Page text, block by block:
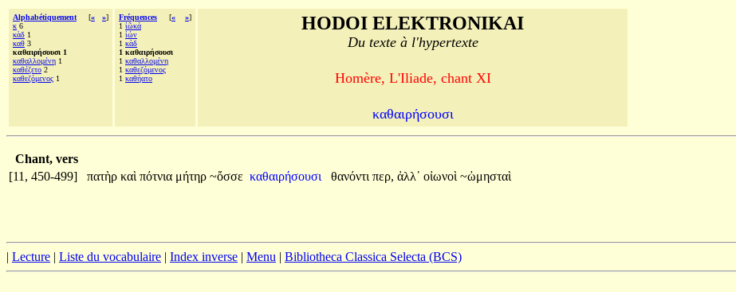
Alphabétiquement [« »]
κ 6
κὰδ 1
καθ 3
καθαιρήσουσι 1
καθαλλομένη 1
καθέζετο 2
καθεζόμενος 1
Fréquences [« »]
1 ἰῶκά
1 ἰών
1 κὰδ
1 καθαιρήσουσι
1 καθαλλομένη
1 καθεζόμενος
1 καθήατο
HODOI ELEKTRONIKAI
Du texte à l'hypertexte
Homère, L'Iliade, chant XI
καθαιρήσουσι
Chant, vers
[11, 450-499]
πατὴρ καὶ πότνια μήτηρ ~ὄσσε καθαιρήσουσι θανόντι περ, ἀλλ᾽ οἰωνοὶ ~ὠμησταὶ
| Lecture | Liste du vocabulaire | Index inverse | Menu | Bibliotheca Classica Selecta (BCS)